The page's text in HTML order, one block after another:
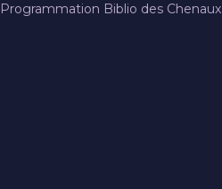
Programmation Biblio des Chenaux